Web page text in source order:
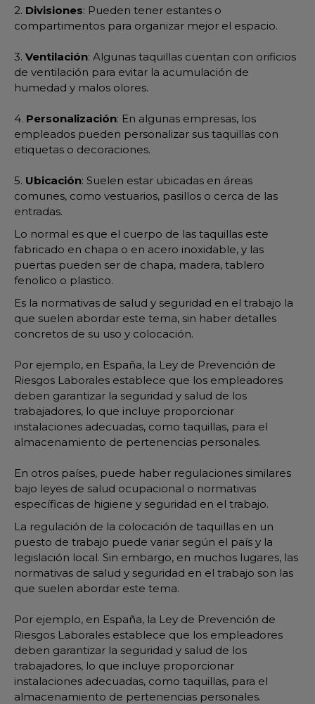
2. Divisiones: Pueden tener estantes o
compartimentos para organizar mejor el espacio.
3. Ventilación: Algunas taquillas cuentan con orificios
de ventilación para evitar la acumulación de
humedad y malos olores.
4. Personalización: En algunas empresas, los
empleados pueden personalizar sus taquillas con
etiquetas o decoraciones.
5. Ubicación: Suelen estar ubicadas en áreas
comunes, como vestuarios, pasillos o cerca de las
entradas.
Lo normal es que el cuerpo de las taquillas este
fabricado en chapa o en acero inoxidable, y las
puertas pueden ser de chapa, madera, tablero
fenolico o plastico.
Es la normativas de salud y seguridad en el trabajo la
que suelen abordar este tema, sin haber detalles
concretos de su uso y colocación.
Por ejemplo, en España, la Ley de Prevención de
Riesgos Laborales establece que los empleadores
deben garantizar la seguridad y salud de los
trabajadores, lo que incluye proporcionar
instalaciones adecuadas, como taquillas, para el
almacenamiento de pertenencias personales.
En otros países, puede haber regulaciones similares
bajo leyes de salud ocupacional o normativas
específicas de higiene y seguridad en el trabajo.
La regulación de la colocación de taquillas en un
puesto de trabajo puede variar según el país y la
legislación local. Sin embargo, en muchos lugares, las
normativas de salud y seguridad en el trabajo son las
que suelen abordar este tema.
Por ejemplo, en España, la Ley de Prevención de
Riesgos Laborales establece que los empleadores
deben garantizar la seguridad y salud de los
trabajadores, lo que incluye proporcionar
instalaciones adecuadas, como taquillas, para el
almacenamiento de pertenencias personales.